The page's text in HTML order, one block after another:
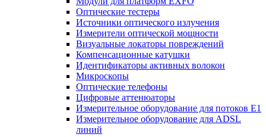
Оптические тестеры
Источники оптического излучения
Измерители оптической мощности
Визуальные локаторы повреждений
Компенсационные катушки
Идентификаторы активных волокон
Микроскопы
Оптические телефоны
Цифровые аттенюаторы
Измерительное оборудование для потоков Е1
Измерительное оборудование для ADSL
линий